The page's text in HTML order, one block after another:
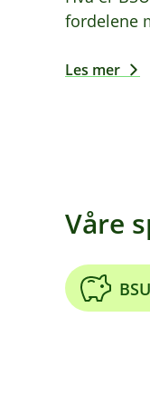
fordelene
Les mer
Våre